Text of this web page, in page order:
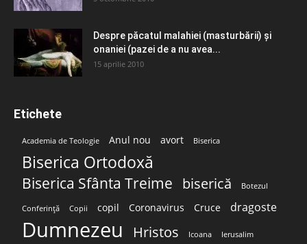
Despre păcatul malahiei (masturbării) şi
onaniei (pazei de a nu avea...
15 aprilie 2010
Etichete
Academia de Teologie Anul nou avort Biserica
Biserica Ortodoxă
Biserica Sfânta Treime biserică Botezul
Conferință Copii copil Coronavirus Cruce dragoste
Dumnezeu Hristos Icoana Ierusalim